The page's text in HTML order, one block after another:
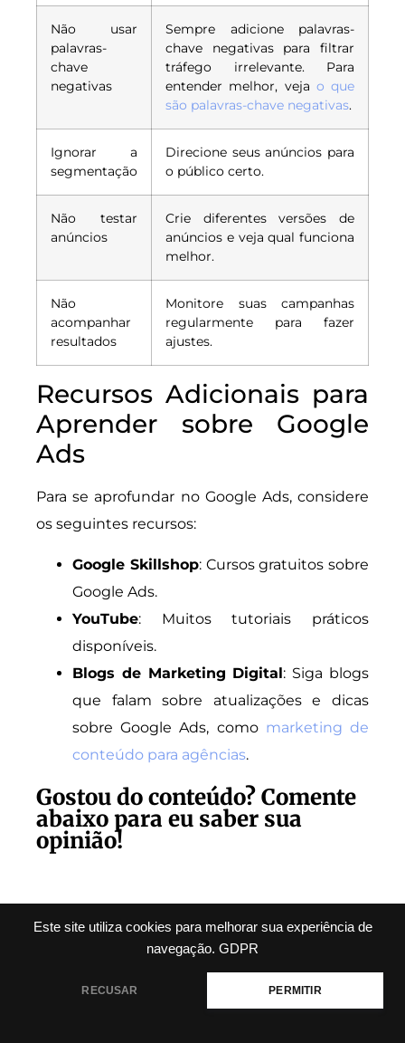
Este site utiliza cookies para melhorar sua experiência de
navegação. GDPR
RECUSAR PERMITIR
Não usar
palavras-
chave
negativas
Sempre adicione palavras-
chave negativas para filtrar
tráfego irrelevante. Para
entender melhor, veja o que
são palavras-chave negativas.
Ignorar a
segmentação
Direcione seus anúncios para
o público certo.
Não testar
anúncios
Crie diferentes versões de
anúncios e veja qual funciona
melhor.
Não
acompanhar
resultados
Monitore suas campanhas
regularmente para fazer
ajustes.
Recursos Adicionais para
Aprender sobre Google
Ads
Para se aprofundar no Google Ads, considere
os seguintes recursos:
Google Skillshop: Cursos gratuitos sobre
Google Ads.
YouTube: Muitos tutoriais práticos
disponíveis.
Blogs de Marketing Digital: Siga blogs
que falam sobre atualizações e dicas
sobre Google Ads, como marketing de
conteúdo para agências.
Gostou do conteúdo? Comente
abaixo para eu saber sua
opinião!
Talvez Você Goste Também
Dessas Matérias...
Erros comuns ao usar